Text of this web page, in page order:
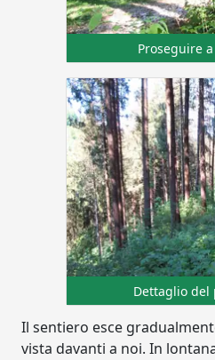
Proseguire
Dettaglio del
Il sentiero esce
vista davanti a noi. In